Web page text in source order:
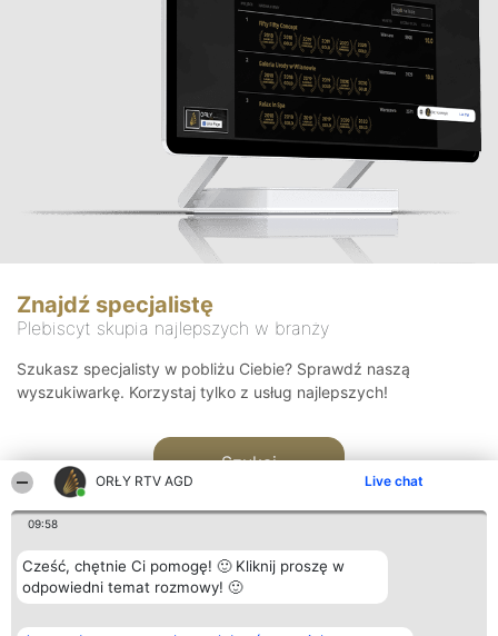
ORŁY RTV AGD Live chat
09:58
Cześć, chętnie Ci pomogę! 🙂 Kliknij proszę w
odpowiedni temat rozmowy! 🙂
Znajdź specjalistę
Plebiscyt skupia najlepszych w branży
Szukasz specjalisty w pobliżu Ciebie? Sprawdź naszą
wyszukiwarkę. Korzystaj tylko z usług najlepszych!
Szukaj
Organizator plebiscytu Plebiscyt Kontakt